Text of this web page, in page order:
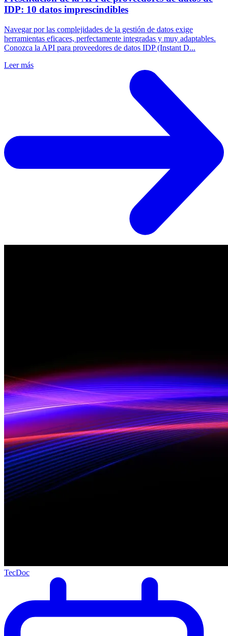
IDP: 10 datos imprescindibles
Navegar por las complejidades de la gestión de datos exige
herramientas eficaces, perfectamente integradas y muy adaptables.
Conozca la API para proveedores de datos IDP (Instant D...
Leer más
TecDoc